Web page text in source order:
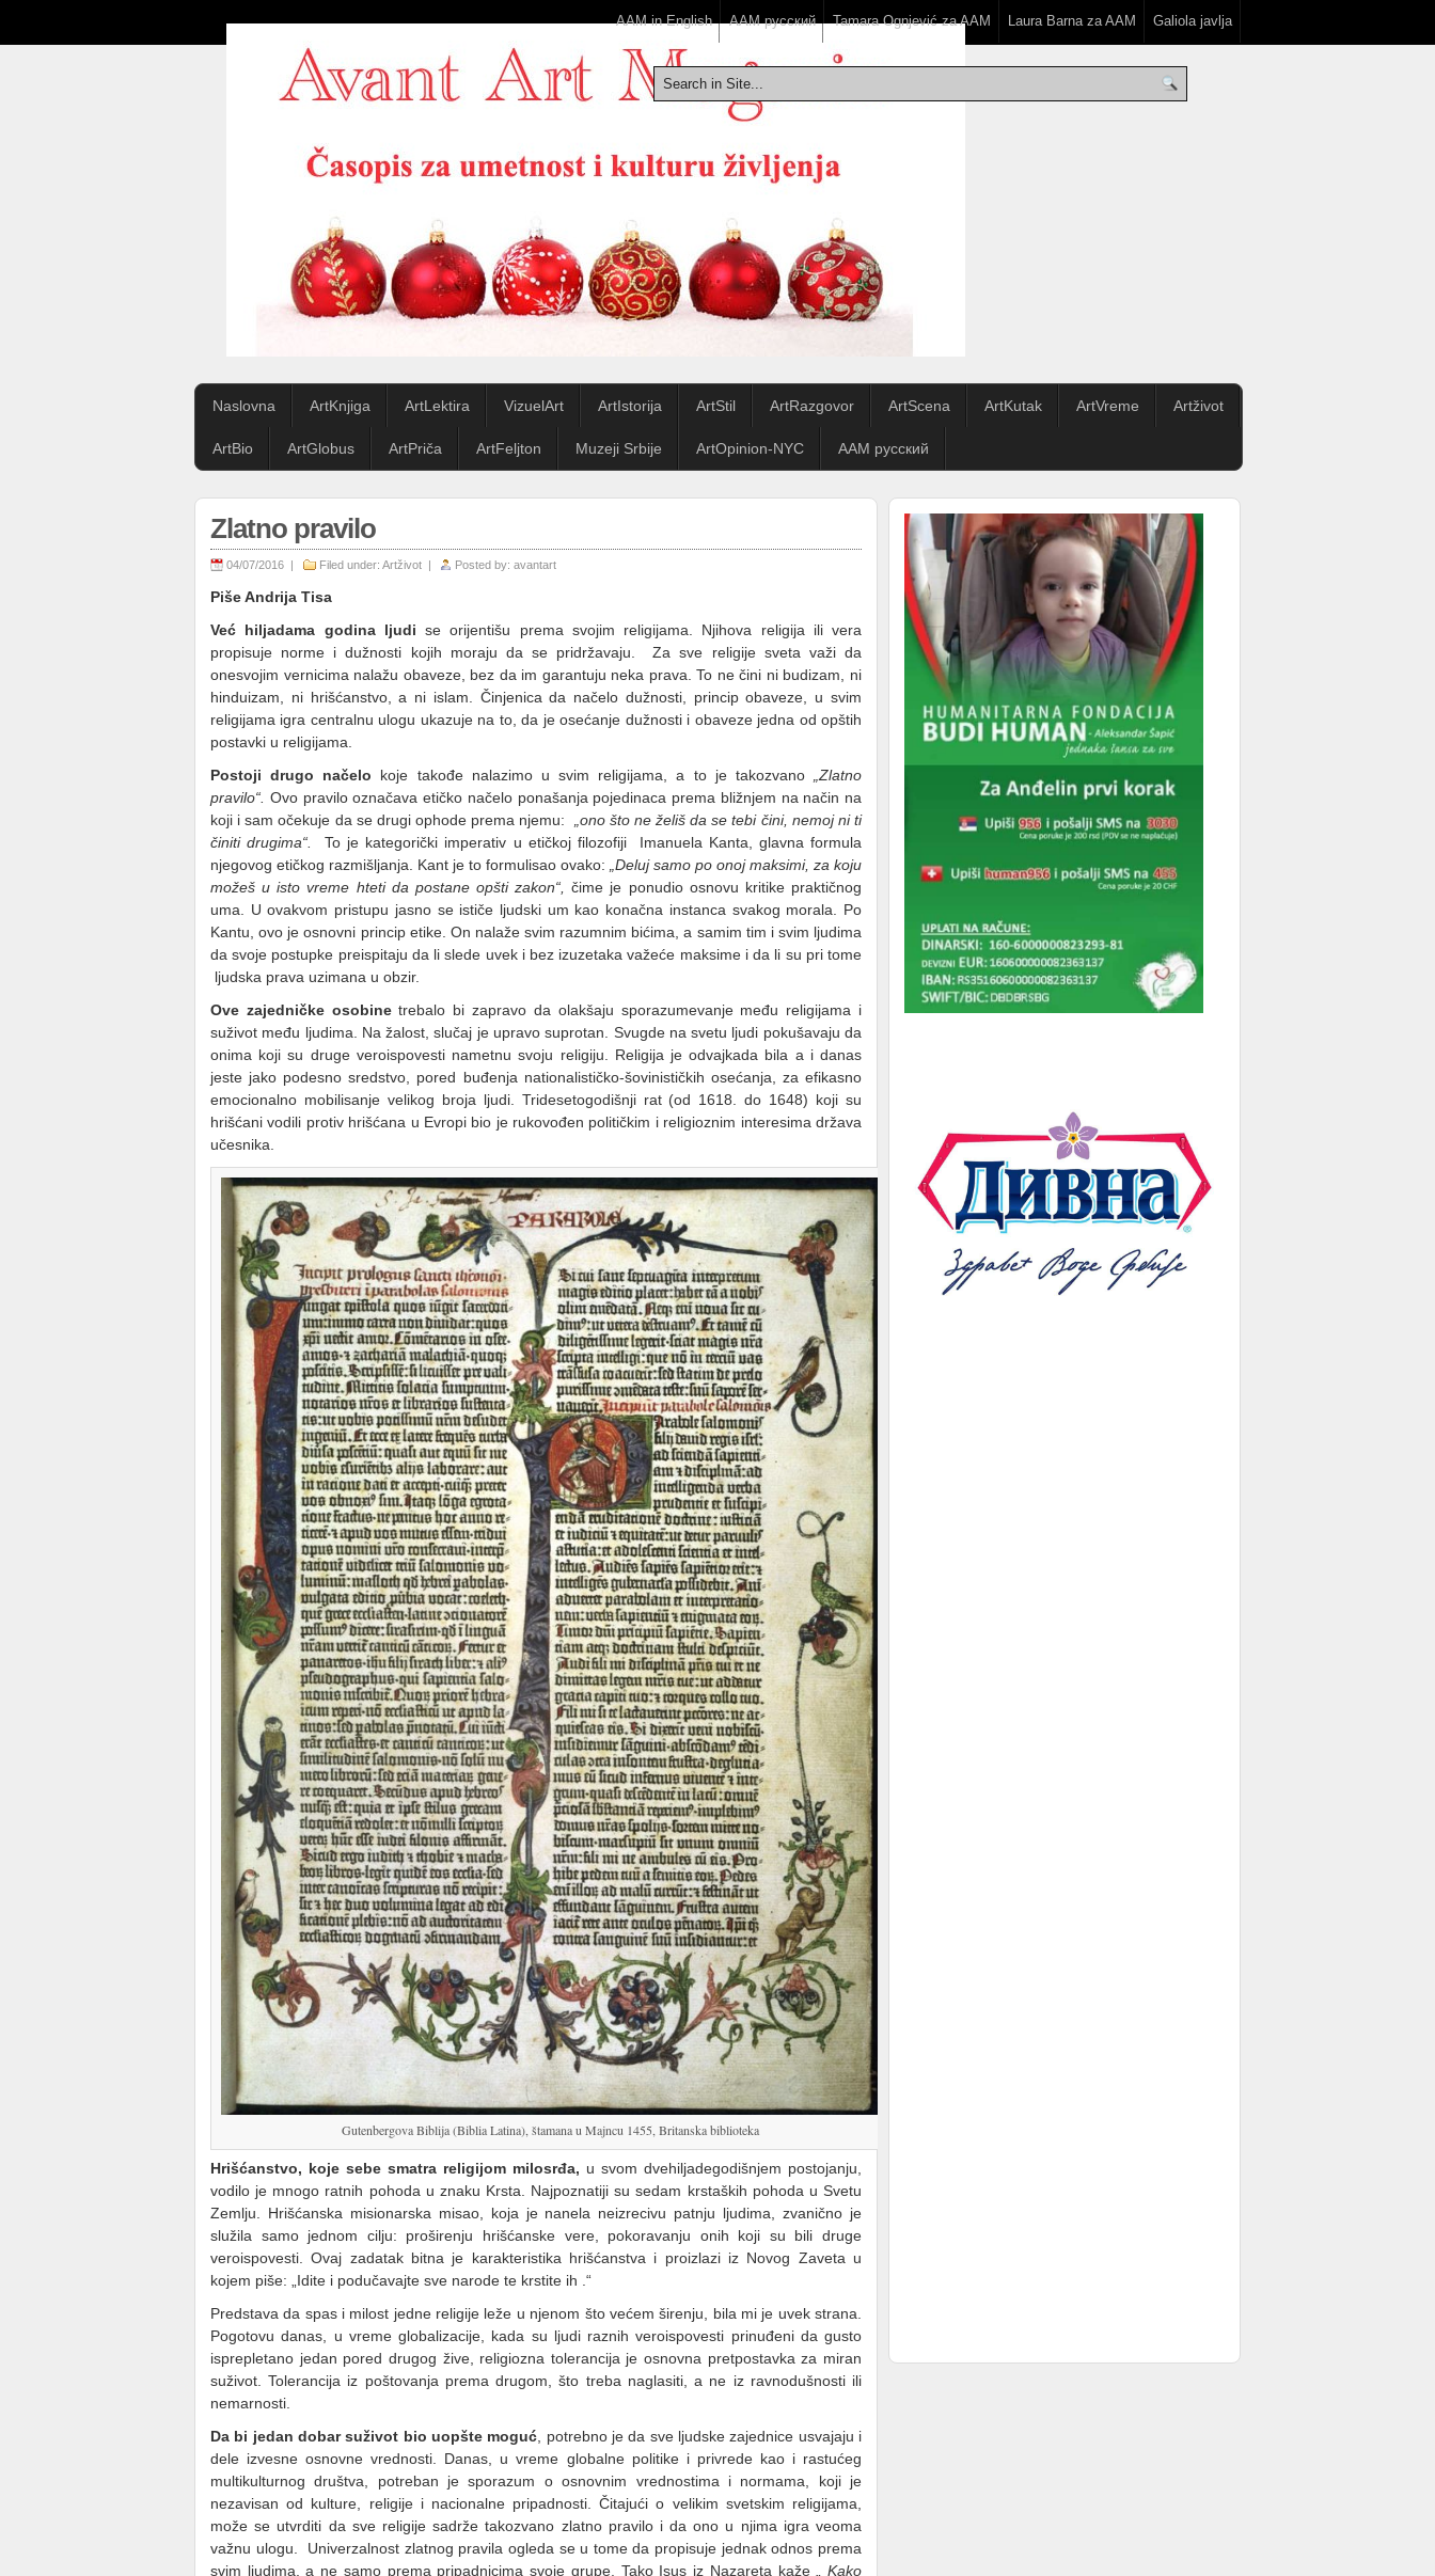
AAM in English ААМ русский Tamara Ognjević za AAM Laura Barna za AAM Galiola javlja
Naslovna ArtKnjiga ArtLektira VizuelArt ArtIstorija ArtStil ArtRazgovor ArtScena ArtKutak ArtVreme Artživot
ArtBio ArtGlobus ArtPriča ArtFeljton Muzeji Srbije ArtOpinion-NYC ААМ русский
Zlatno pravilo
04/07/2016 | Filed under: Artživot | Posted by: avantart
Piše Andrija Tisa
Već hiljadama godina ljudi se orijentišu prema svojim religijama. Njihova religija ili vera
propisuje norme i dužnosti kojih moraju da se pridržavaju. Za sve religije sveta važi da
onesvojim vernicima nalažu obaveze, bez da im garantuju neka prava. To ne čini ni budizam, ni
hinduizam, ni hrišćanstvo, a ni islam. Činjenica da načelo dužnosti, princip obaveze, u svim
religijama igra centralnu ulogu ukazuje na to, da je osećanje dužnosti i obaveze jedna od opštih
postavki u religijama.
Postoji drugo načelo koje takođe nalazimo u svim religijama, a to je takozvano
„Zlatno
pravilo“. Ovo pravilo označava etičko načelo ponašanja pojedinaca prema bližnjem na način na
koji i sam očekuje da se drugi ophode prema njemu:
„ono što ne želiš da se tebi čini, nemoj ni ti
činiti drugima“.
To je kategorički imperativ u etičkoj filozofiji Imanuela Kanta, glavna formula
njegovog etičkog razmišljanja. Kant je to formulisao ovako:
„Deluj samo po onoj maksimi, za koju
možeš u isto vreme hteti da postane opšti zakon“,
čime je ponudio osnovu kritike praktičnog
uma. U ovakvom pristupu jasno se ističe ljudski um kao konačna instanca svakog morala. Po
Kantu, ovo je osnovni princip etike. On nalaže svim razumnim bićima, a samim tim i svim ljudima
da svoje postupke preispitaju da li slede uvek i bez izuzetaka važeće maksime i da li su pri tome
ljudska prava uzimana u obzir.
Ove zajedničke osobinetrebalo bi zapravo da olakšaju sporazumevanje među religijama i
suživot među ljudima. Na žalost, slučaj je upravo suprotan. Svugde na svetu ljudi pokušavaju da
onima koji su druge veroispovesti nametnu svoju religiju. Religija je odvajkada bila a i danas
jeste jako podesno sredstvo, pored buđenja nationalističko-šovinističkih osećanja, za efikasno
emocionalno mobilisanje velikog broja ljudi. Tridesetogodišnji rat (od 1618. do 1648) koji su
hrišćani vodili protiv hrišćana u Evropi bio je rukovođen političkim i religioznim interesima država
učesnika.
Gutenbergova Biblija (Biblia Latina), štamana u Majncu 1455, Britanska biblioteka
Hrišćanstvo, koje sebe smatra religijom milosrđa, u svom dvehiljadegodišnjem postojanju,
vodilo je mnogo ratnih pohoda u znaku Krsta. Najpoznatiji su sedam krstaških pohoda u Svetu
Zemlju. Hrišćanska misionarska misao, koja je nanela neizrecivu patnju ljudima, zvanično je
služila samo jednom cilju: proširenju hrišćanske vere, pokoravanju onih koji su bili druge
veroispovesti. Ovaj zadatak bitna je karakteristika hrišćanstva i proizlazi iz Novog Zaveta u
kojem piše: „Idite i podučavajte sve narode te krstite ih .“
Predstava da spas i milost jedne religije leže u njenom što većem širenju, bila mi je uvek strana.
Pogotovu danas, u vreme globalizacije, kada su ljudi raznih veroispovesti prinuđeni da gusto
isprepletano jedan pored drugog žive, religiozna tolerancija je osnovna pretpostavka za miran
suživot. Tolerancija iz poštovanja prema drugom, što treba naglasiti, a ne iz ravnodušnosti ili
nemarnosti.
Da bi jedan dobar suživot bio uopšte moguć , potrebno je da sve ljudske zajednice usvajaju i
dele izvesne osnovne vrednosti. Danas, u vreme globalne politike i privrede kao i rastućeg
multikulturnog društva, potreban je sporazum o osnovnim vrednostima i normama, koji je
nezavisan od kulture, religije i nacionalne pripadnosti. Čitajući o velikim svetskim religijama,
može se utvrditi da sve religije sadrže takozvano zlatno pravilo i da ono u njima igra veoma
važnu ulogu. Univerzalnost zlatnog pravila ogleda se u tome da propisuje jednak odnos prema
svim ljudima, a ne samo prema pripadnicima svoje grupe. Tako Isus iz Nazareta kaže „ Kako